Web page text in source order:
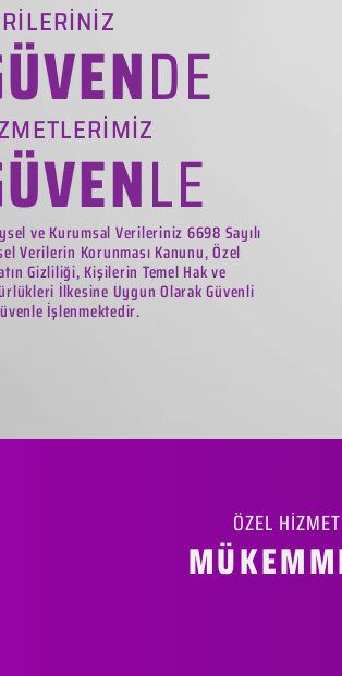
DE
LE
ve Kurumsal Verileriniz 6698 Sayılı
Verilerin Korunması Kanunu, Özel
Gizliliği, Kişilerin Temel Hak ve
İlkesine Uygun Olarak Güvenli
İşlenmektedir.
ÖZEL